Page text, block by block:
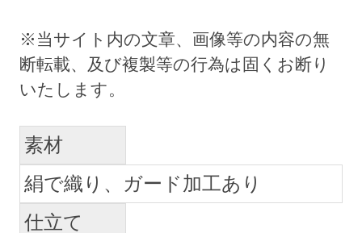
素材
絹で織り、ガード加工あり
仕立て